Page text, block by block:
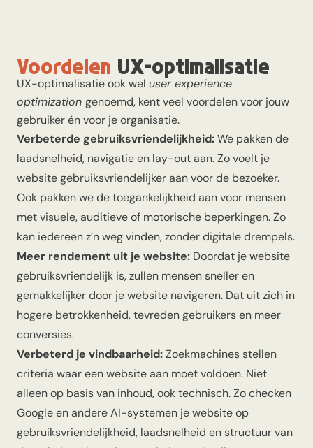
Voordelen UX-optimalisatie
UX-optimalisatie ook wel user experience
optimization genoemd, kent veel voordelen voor jouw
gebruiker én voor je organisatie.
Verbeterde gebruiksvriendelijkheid:We pakken de
laadsnelheid, navigatie en lay-out aan. Zo voelt je
website gebruiksvriendelijker aan voor de bezoeker.
Ook pakken we de toegankelijkheid aan voor mensen
met visuele, auditieve of motorische beperkingen. Zo
kan iedereen z’n weg vinden, zonder digitale drempels.
Meer rendement uit je website: Doordat jewebsite
gebruiksvriendelijk is, zullen mensen sneller en
gemakkelijker door je website navigeren. Dat uit zich in
hogere betrokkenheid, tevreden gebruikers en meer
conversies.
Verbeterd je vindbaarheid:Zoekmachines stellen
criteria waar een website aan moet voldoen. Niet
alleen op basis van inhoud, ook technisch. Zo checken
Google en andere AI-systemen je website op
gebruiksvriendelijkheid, laadsnelheid en structuur van